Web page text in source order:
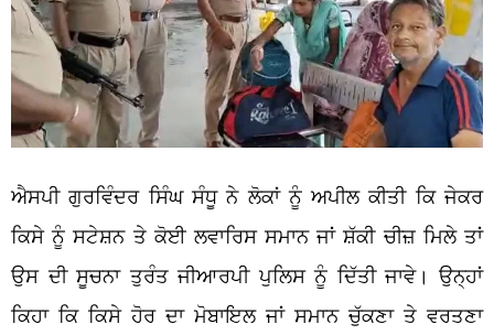
ਐਸਪੀ ਗੁਰਵਿੰਦਰ ਸਿੰਘ ਸੰਧੂ ਨੇ ਲੋਕਾਂ ਨੂੰ ਅਪੀਲ ਕੀਤੀ ਕਿ ਜੇਕਰ
ਕਿਸੇ ਨੂੰ ਸਟੇਸ਼ਨ ਤੇ ਕੋਈ ਲਵਾਰਿਸ ਸਮਾਨ ਜਾਂ ਸ਼ੱਕੀ ਚੀਜ਼ ਮਿਲੇ ਤਾਂ
ਉਸ ਦੀ ਸੂਚਨਾ ਤੁਰੰਤ ਜੀਆਰਪੀ ਪੁਲਿਸ ਨੂੰ ਦਿੱਤੀ ਜਾਵੇ। ਉਨ੍ਹਾਂ
ਕਿਹਾ ਕਿ ਕਿਸੇ ਹੋਰ ਦਾ ਮੋਬਾਇਲ ਜਾਂ ਸਮਾਨ ਚੁੱਕਣਾ ਤੇ ਵਰਤਣਾ